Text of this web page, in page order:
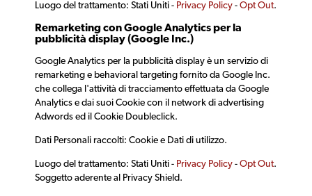
Luogo del trattamento: Stati Uniti - Privacy Policy - Opt Out.
Remarketing con Google Analytics per la
pubblicità display (Google Inc.)
Google Analytics per la pubblicità display è un servizio di
remarketing e behavioral targeting fornito da Google Inc.
che collega l'attività di tracciamento effettuata da Google
Analytics e dai suoi Cookie con il network di advertising
Adwords ed il Cookie Doubleclick.
Dati Personali raccolti: Cookie e Dati di utilizzo.
Luogo del trattamento: Stati Uniti - Privacy Policy - Opt Out.
Soggetto aderente al Privacy Shield.